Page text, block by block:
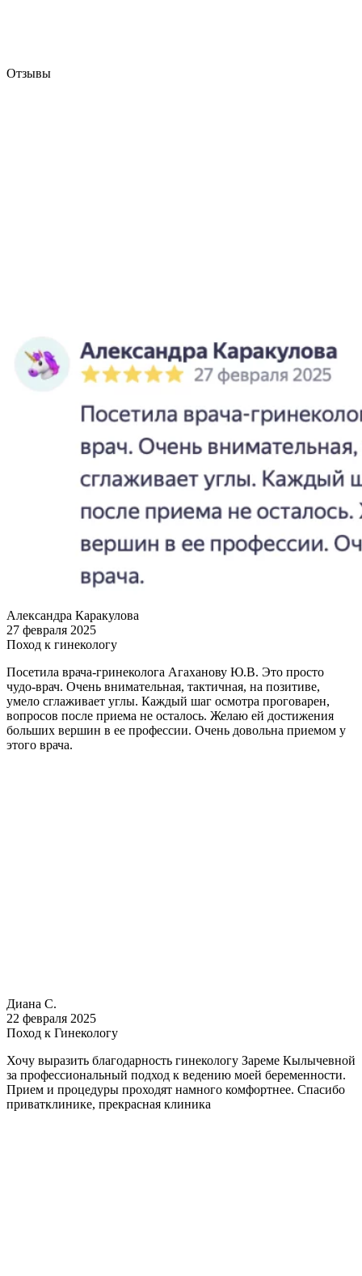
Отзывы
Александра Каракулова
27 февраля 2025
Поход к гинекологу
Посетила врача-гринеколога Агаханову Ю.В. Это просто
чудо-врач. Очень внимательная, тактичная, на позитиве,
умело сглаживает углы. Каждый шаг осмотра проговарен,
вопросов после приема не осталось. Желаю ей достижения
больших вершин в ее профессии. Очень довольна приемом у
этого врача.
Диана С.
22 февраля 2025
Поход к Гинекологу
Хочу выразить благодарность гинекологу Зареме Кылычевной
за профессиональный подход к ведению моей беременности.
Прием и процедуры проходят намного комфортнее. Спасибо
приватклинике, прекрасная клиника